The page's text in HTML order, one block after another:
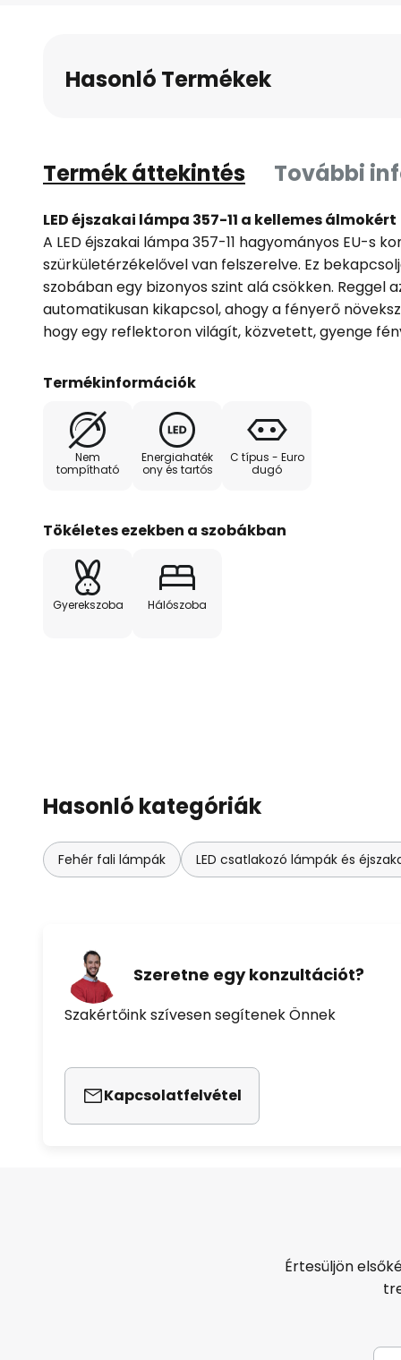
Hasonló Termékek
Termék áttekintés További
LED éjszakai lámpa 357-11 a kellemes álmokért
A LED éjszakai lámpa 357-11 hagyományos EU-s
szürkületérzékelővel van felszerelve. Ez
szobában egy bizonyos szint alá csökken. Reggel
automatikusan kikapcsol, ahogy a fényerő
hogy egy reflektoron világít, közvetett, gyenge
Termékinformációk
Nem
tompítható
Energiahaték
ony és tartós
C típus - Euro
dugó
Tökéletes ezekben a szobákban
Gyerekszoba Hálószoba
Hasonló kategóriák
Fehér fali lámpák LED csatlakozó lámpák és
Szeretne egy konzultációt?
Szakértőink szívesen segítenek Önnek
Kapcsolatfelvétel
Értesüljön